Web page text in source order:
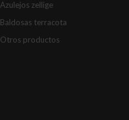
Azulejos zellige
Baldosas terracota
Otros productos